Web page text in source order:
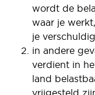
wordt de
waar je
je
in andere
verdient in
land
vrijgesteld